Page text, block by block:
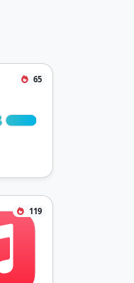
65
119